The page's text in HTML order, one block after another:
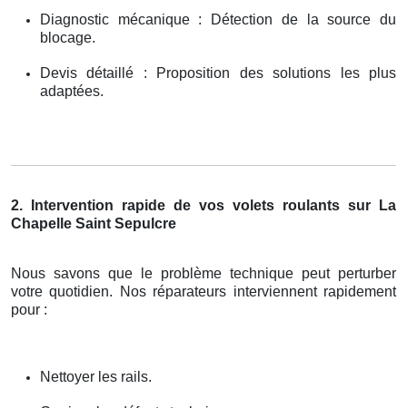
Diagnostic mécanique : Détection de la source du
blocage.
Devis détaillé : Proposition des solutions les plus
adaptées.
2. Intervention rapide de vos volets roulants sur La
Chapelle Saint Sepulcre
Nous savons que le problème technique peut perturber
votre quotidien. Nos réparateurs interviennent rapidement
pour :
Nettoyer les rails.